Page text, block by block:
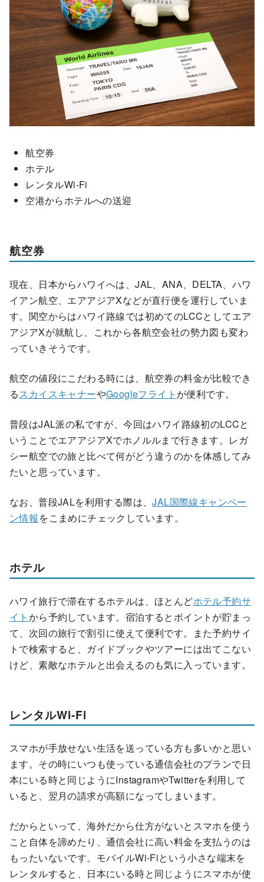
航空券
ホテル
レンタルWi-Fi
空港からホテルへの送迎
航空券
現在、日本からハワイへは、JAL、ANA、DELTA、ハワ
イアン航空、エアアジアXなどが直行便を運行していま
す。関空からはハワイ路線では初めてのLCCとしてエア
アジアXが就航し、これから各航空会社の勢力図も変わ
っていきそうです。
航空の値段にこだわる時には、航空券の料金が比較でき
るスカイスキャナーやGoogleフライト が便利です。
普段はJAL派の私ですが、今回はハワイ路線初のLCCと
いうことでエアアジアXでホノルルまで行きます。レガ
シー航空での旅と比べて何がどう違うのかを体感してみ
たいと思っています。
なお、普段JALを利用する際は、JAL国際線キャンペー
ン情報 をこまめにチェックしています。
ホテル
ハワイ旅行で滞在するホテルは、ほとんどホテル予約サ
イト から予約しています。宿泊するとポイントが貯まっ
て、次回の旅行で割引に使えて便利です。また予約サイ
トで検索すると、ガイドブックやツアーには出てこない
けど、素敵なホテルと出会えるのも気に入っています。
レンタルWi-Fi
スマホが手放せない生活を送っている方も多いかと思い
ます。その時にいつも使っている通信会社のプランで日
本にいる時と同じようにInstagramやTwitterを利用して
いると、翌月の請求が高額になってしまいます。
だからといって、海外だから仕方がないとスマホを使う
こと自体を諦めたり、通信会社に高い料金を支払うのは
もったいないです。モバイルWi-Fiという小さな端末を
レンタルすると、日本にいる時と同じようにスマホが使